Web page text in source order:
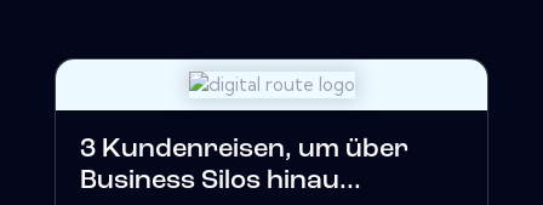
3 Kundenreisen, um über
Business Silos hinau...